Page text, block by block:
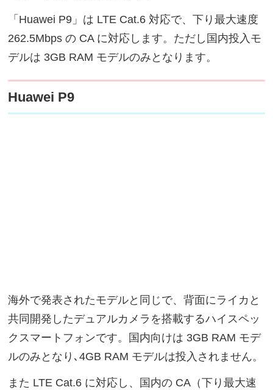
「Huawei P9」は LTE Cat.6 対応で、下り最大速度
262.5Mbps の CA に対応します。ただし国内投入モ
デルは 3GB RAM モデルのみとなります。
Huawei P9
海外で発表されたモデルと同じで、背面にライカと
共同開発したデュアルカメラを搭載するハイスペッ
クスマートフォンです。国内向けは 3GB RAM モデ
ルのみとなり､4GB RAM モデルは投入されません。
また LTE Cat.6 に対応し、国内の CA（下り最大速